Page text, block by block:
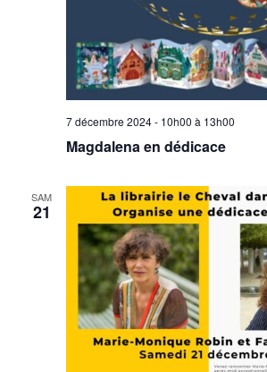
Magdalena en dédicace
7 décembre 2024 - 10h00 à 13h00
SAM
21